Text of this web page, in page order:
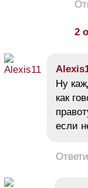
2
Ну
как
если